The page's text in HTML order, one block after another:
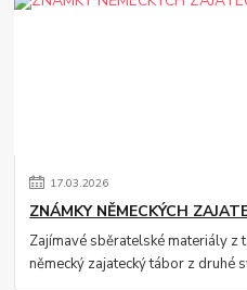
17.03.2026
ZNÁMKY NĚMECKÝCH
Zajímavé sběratelské materiály
německý zajatecký tábor z druhé